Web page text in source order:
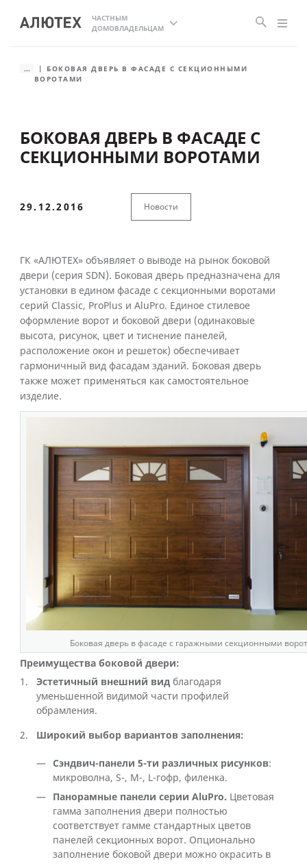
ЧАСТНЫМ
ДОМОВЛАДЕЛЬЦАМ
...
БОКОВАЯ ДВЕРЬ В ФАСАДЕ С СЕКЦИОННЫМИ
ВОРОТАМИ
БОКОВАЯ ДВЕРЬ В ФАСАДЕ С
СЕКЦИОННЫМИ ВОРОТАМИ
29.12.2016 Новости
ГК «АЛЮТЕХ» объявляет о выводе на рынок боковой
двери (серия SDN). Боковая дверь предназначена для
установки в едином фасаде с секционными воротами
серий Classic, ProPlus и AluPro. Единое стилевое
оформление ворот и боковой двери (одинаковые
высота, рисунок, цвет и тиснение панелей,
расположение окон и решеток) обеспечивает
гармоничный вид фасадам зданий. Боковая дверь
также может применяться как самостоятельное
изделие.
Боковая дверь в фасаде с гаражными секционными
Преимущества боковой двери:
Эстетичный внешний видблагодаря
уменьшенной видимой части профилей
обрамления.
Широкий выбор вариантов заполнения:
Сэндвич-панели 5-ти различных рисунков:
микроволна, S-, M-, L-гофр, филенка.
Панорамные панели серии AluPro. Цветовая
гамма заполнения двери полностью
соответствует гамме стандартных цветов
панелей секционных ворот. Опционально
заполнение боковой двери можно окрасить в